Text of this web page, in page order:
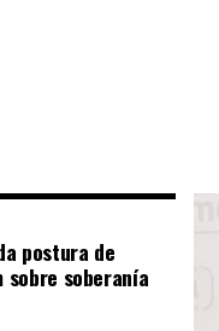
postura de
sobre soberanía